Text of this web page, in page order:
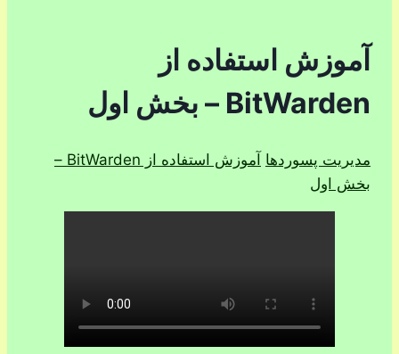
آموزش استفاده از
BitWarden – بخش اول
مدیریت پسوردها
آموزش استفاده از BitWarden –
بخش اول